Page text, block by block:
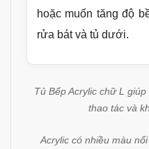
hoặc muốn tăng độ
rửa bát và tủ dưới.
Tủ Bếp Acrylic chữ L
thao tác và
Acrylic có nhiều màu